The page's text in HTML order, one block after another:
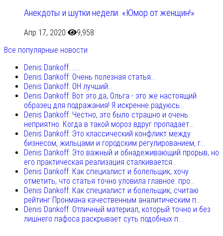
Анекдоты и шутки недели. «Юмор от женщин!»
Апр 17, 2020
9,958
Все популярные новости
Denis Dankoff: .....
Denis Dankoff: Очень полезная статья...
Denis Dankoff: ОН лучший...
Denis Dankoff: Вот это да, Ольга - это же настоящий
образец для подражания! Я искренне радуюсь...
Denis Dankoff: Честно, это было страшно и очень
неприятно. Когда в такой мороз вдруг пропадает...
Denis Dankoff: Это классический конфликт между
бизнесом, жильцами и городским регулированием, г...
Denis Dankoff: Это важный и обнадеживающий прорыв, но
его практическая реализация сталкивается...
Denis Dankoff: Как специалист и болельщик, хочу
отметить, что статья точно уловила главное: про...
Denis Dankoff: Как специалист и болельщик, считаю
рейтинг Пронмана качественным аналитическим п...
Denis Dankoff: Отличный материал, который точно и без
лишнего пафоса раскрывает суть подобных п...